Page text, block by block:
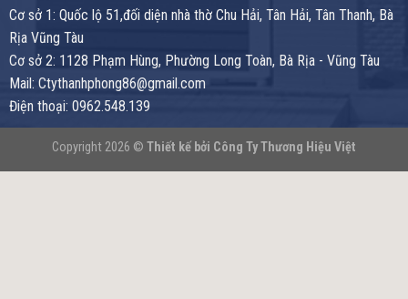
Cơ sở 1: Quốc lộ 51,đối diện nhà thờ Chu Hải, Tân Hải, Tân Thanh, Bà
Rịa Vũng Tàu
Cơ sở 2: 1128 Phạm Hùng, Phường Long Toàn, Bà Rịa - Vũng Tàu
Mail: Ctythanhphong86@gmail.com
Điện thoại: 0962.548.139
Copyright 2026 © Thiết kế bởi Công Ty Thương Hiệu Việt